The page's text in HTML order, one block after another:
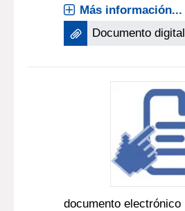
Más información...
Documento digital
documento electrónico